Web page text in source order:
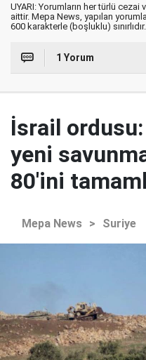
UYARI: Yorumların her türlü
aittir. Mepa News, yapılan
600 karakterle (boşluklu) sınırlıdır.
1 Yorum
İsrail
yeni
80'ini
Mepa News > Suriye